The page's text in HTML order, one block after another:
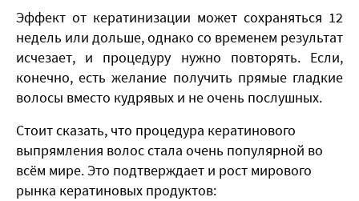
​Эффект от кератинизации может сохраняться 12
недель или дольше, однако со временем результат
исчезает, и процедуру нужно повторять. Если,
конечно, есть желание получить прямые гладкие
волосы вместо кудрявых и не очень послушных.
Стоит сказать, что процедура кератинового
выпрямления волос стала очень популярной во
всём мире. Это подтверждает и рост мирового
рынка кератиновых продуктов: